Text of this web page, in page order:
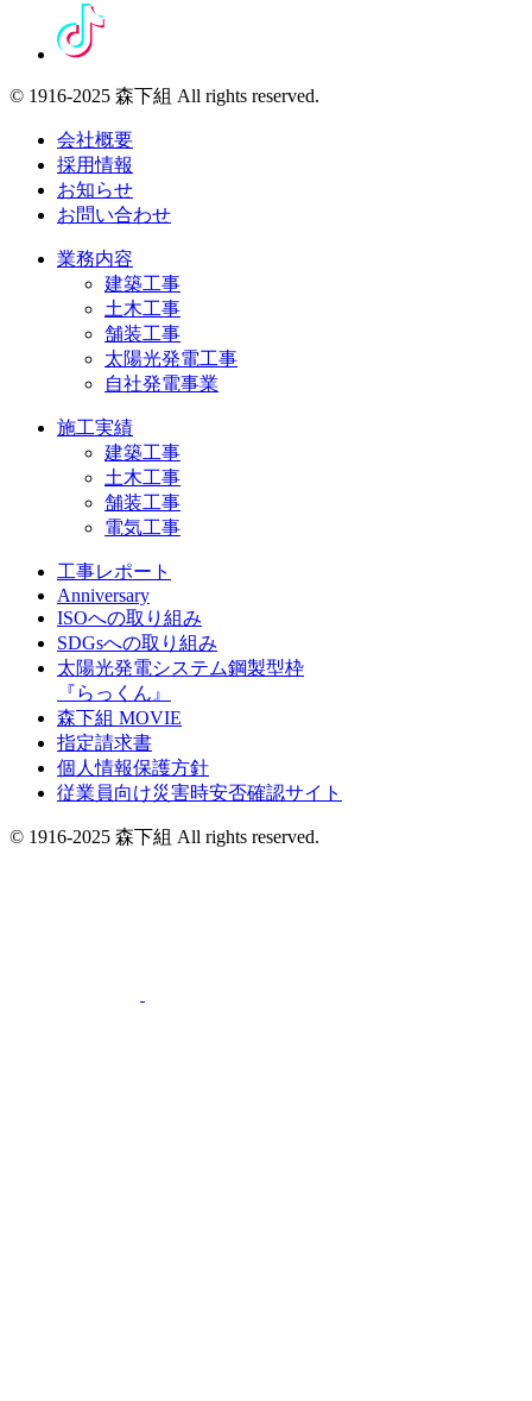
© 1916-2025 森下組 All rights reserved.
会社概要
採用情報
お知らせ
お問い合わせ
業務内容
建築工事
土木工事
舗装工事
太陽光発電工事
自社発電事業
施工実績
建築工事
土木工事
舗装工事
電気工事
工事レポート
Anniversary
ISOへの取り組み
SDGsへの取り組み
太陽光発電システム鋼製型枠
『らっくん』
森下組 MOVIE
指定請求書
個人情報保護方針
従業員向け災害時安否確認サイト
© 1916-2025 森下組 All rights reserved.